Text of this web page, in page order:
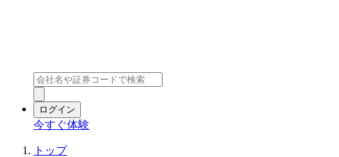
ログイン
今すぐ体験
トップ